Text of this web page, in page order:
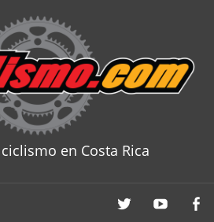
en Costa Rica